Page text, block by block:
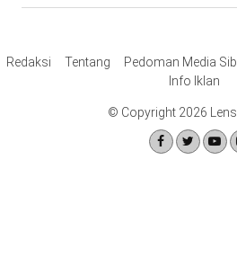
Redaksi Tentang Pedoman Media
Info Iklan
© Copyright 2026